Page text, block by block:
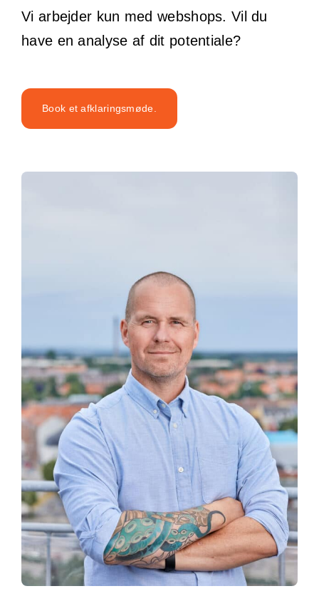
Vi arbejder kun med webshops. Vil du
have en analyse af dit potentiale?
Book et afklaringsmøde.